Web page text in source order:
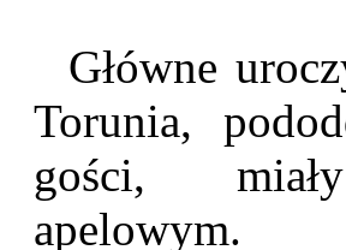
Główne
Torunia,
gości, miały
apelowym.